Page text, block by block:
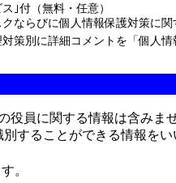
｣付（無料・任意）
らびに個人情報保護対策に関
に詳細コメントを「個人情
役員に関する情報は含み
することができる情報を
。